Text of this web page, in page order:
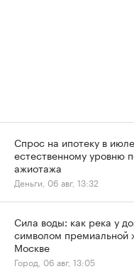
Спрос на ипотеку в
естественному уровню
ажиотажа
Деньги, 06 авг, 13:32
Сила воды: как река у
символом премиальной
Москве
Город, 06 авг, 13:05